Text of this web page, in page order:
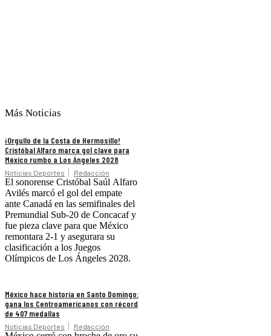
Más Noticias
¡Orgullo de la Costa de Hermosillo!
Cristóbal Alfaro marca gol clave para
México rumbo a Los Ángeles 2028
Noticias Deportes Redacción
El sonorense Cristóbal Saúl Alfaro
Avilés marcó el gol del empate
ante Canadá en las semifinales del
Premundial Sub-20 de Concacaf y
fue pieza clave para que México
remontara 2-1 y asegurara su
clasificación a los Juegos
Olímpicos de Los Ángeles 2028.
México hace historia en Santo Domingo:
gana los Centroamericanos con récord
de 407 medallas
Noticias Deportes Redacción